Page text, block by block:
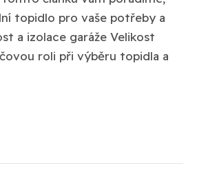
topidlo pro vaše potřeby a
a izolace garáže Velikost
roli při výběru topidla a